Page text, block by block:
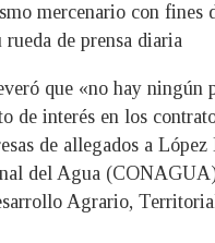
mercenario con fines
rueda de prensa diaria
que «no hay ningún
de interés en los
de allegados a
del Agua
Agrario,